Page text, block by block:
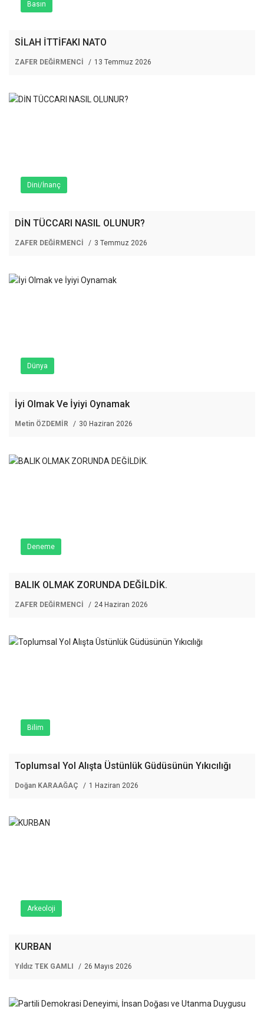
Basın
SİLAH İTTİFAKI NATO
ZAFER DEĞİRMENCİ 13 Temmuz 2026
Dini/İnanç
DİN TÜCCARI NASIL OLUNUR?
ZAFER DEĞİRMENCİ 3 Temmuz 2026
Dünya
İyi Olmak Ve İyiyi Oynamak
Metin ÖZDEMİR 30 Haziran 2026
Deneme
BALIK OLMAK ZORUNDA DEĞİLDİK.
ZAFER DEĞİRMENCİ 24 Haziran 2026
Bilim
Toplumsal Yol Alışta Üstünlük Güdüsünün Yıkıcılığı
Doğan KARAAĞAÇ 1 Haziran 2026
Arkeoloji
KURBAN
Yıldız TEK GAMLI 26 Mayıs 2026